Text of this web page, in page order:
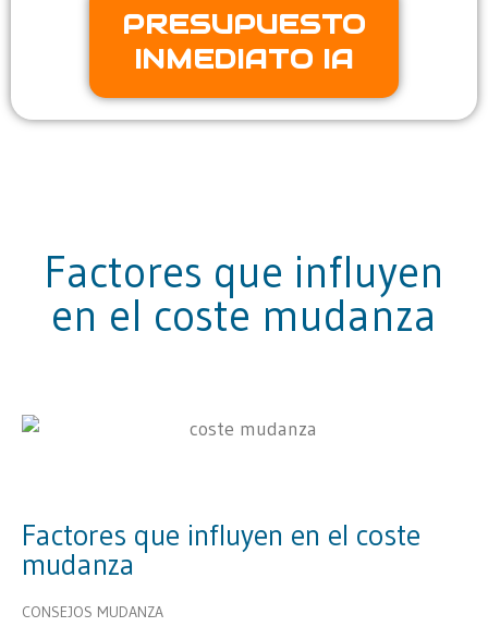
PRESUPUESTO
INMEDIATO IA
Factores que influyen
en el coste mudanza
Factores que influyen en el coste
mudanza
CONSEJOS MUDANZA